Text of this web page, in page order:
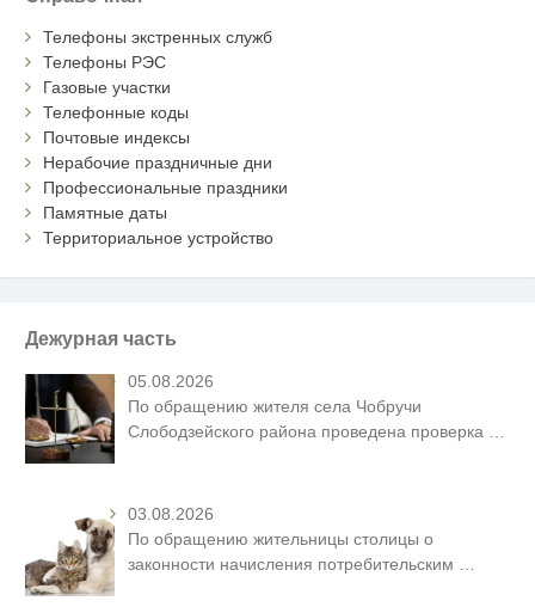
Телефоны экстренных служб
Телефоны РЭС
Газовые участки
Телефонные коды
Почтовые индексы
Нерабочие праздничные дни
Профессиональные праздники
Памятные даты
Территориальное устройство
Дежурная часть
05.08.2026
По обращению жителя села Чобручи
Слободзейского района проведена проверка
03.08.2026
По обращению жительницы столицы о
законности начисления потребительским